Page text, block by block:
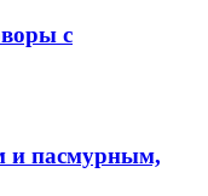
с
и пасмурным,